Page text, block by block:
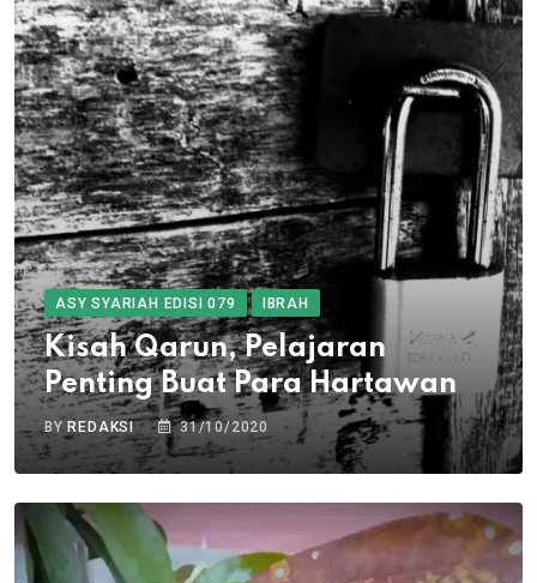
ASY SYARIAH EDISI 079 IBRAH
Kisah Qarun, Pelajaran
Penting Buat Para Hartawan
BYREDAKSI 31/10/2020